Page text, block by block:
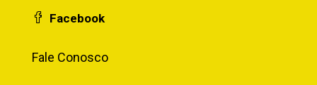
Facebook
Fale Conosco